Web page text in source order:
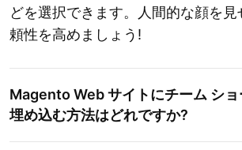
どを選択できます。人間的な顔を
頼性を高めましょう!
Magento Web サイトにチーム ショ
埋め込む方法はどれですか?